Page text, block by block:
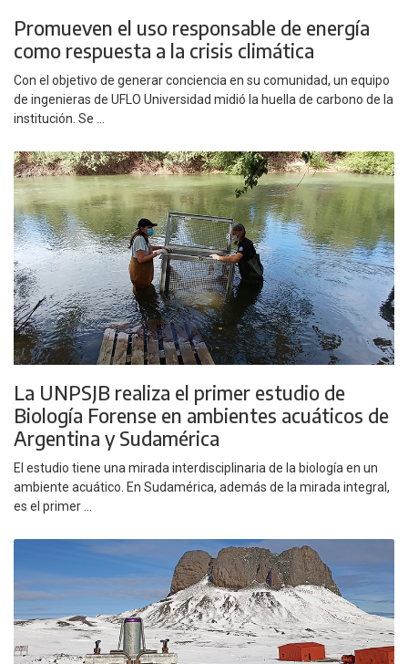
Promueven el uso responsable de energía
como respuesta a la crisis climática
Con el objetivo de generar conciencia en su comunidad, un equipo
de ingenieras de UFLO Universidad midió la huella de carbono de la
institución. Se ...
La UNPSJB realiza el primer estudio de
Biología Forense en ambientes acuáticos de
Argentina y Sudamérica
El estudio tiene una mirada interdisciplinaria de la biología en un
ambiente acuático. En Sudamérica, además de la mirada integral,
es el primer ...